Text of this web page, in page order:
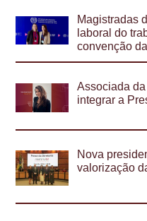
Magistradas
laboral do
convenção
Associada
integrar a
Nova
valorização